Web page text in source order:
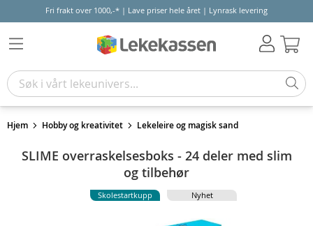
Fri frakt over 1000,-* | Lave priser hele året | Lynrask levering
Hjem Hobby og kreativitet Lekeleire og magisk sand
SLIME overraskelsesboks - 24 deler med slim
og tilbehør
Skolestartkupp Nyhet